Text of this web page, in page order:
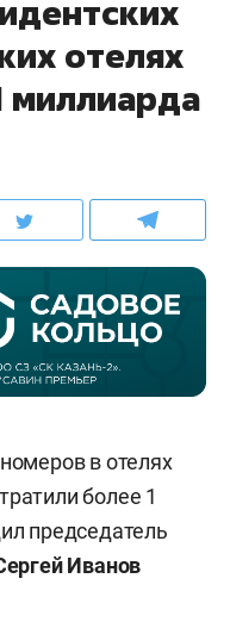
отелях
миллиарда
в отелях
более 1
председатель
Иванов